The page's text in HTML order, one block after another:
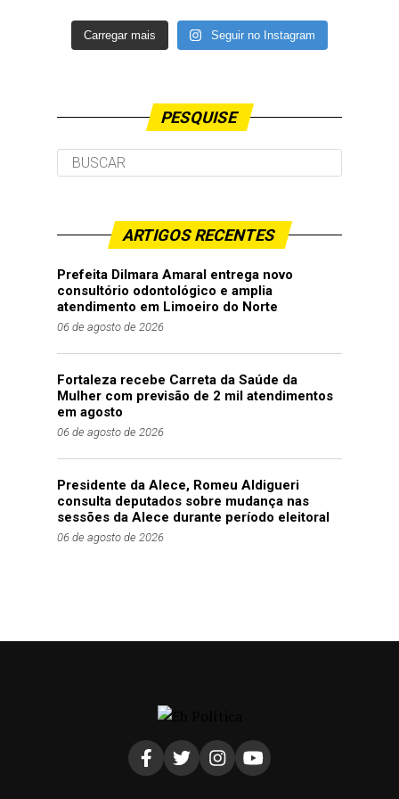
Carregar mais Seguir no Instagram
PESQUISE
ARTIGOS RECENTES
Prefeita Dilmara Amaral entrega novo
consultório odontológico e amplia
atendimento em Limoeiro do Norte
06 de agosto de 2026
Fortaleza recebe Carreta da Saúde da
Mulher com previsão de 2 mil atendimentos
em agosto
06 de agosto de 2026
Presidente da Alece, Romeu Aldigueri
consulta deputados sobre mudança nas
sessões da Alece durante período eleitoral
06 de agosto de 2026